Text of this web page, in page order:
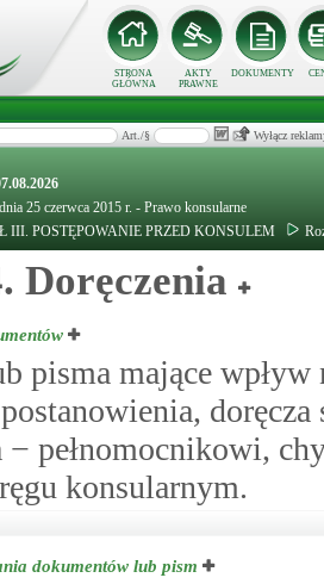
STRONA
GŁÓWNA
AKTY
PRAWNE
DOKUMENTY
Art./§ Wyłącz
25 czerwca 2015 r. - Prawo konsularne
III. POSTĘPOWANIE PRZED KONSULEM
Doręczenia
pisma mające
− pełnomocnikowi,
konsularnym.
dokumentów lub pism